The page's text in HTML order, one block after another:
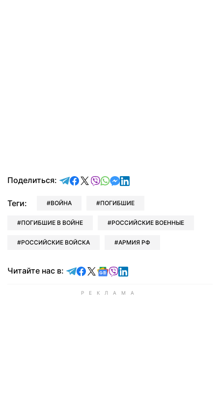
Поделиться: отправить в Telegram
поделиться в Facebook
поделиться в X
отправить в Viber
отправить в Whatsapp
отправить в Messenger
отправить в LinkedIn
Теги: ВОЙНА ПОГИБШИЕ
ПОГИБШИЕ В ВОЙНЕ РОССИЙСКИЕ ВОЕННЫЕ
РОССИЙСКИЕ ВОЙСКА АРМИЯ РФ
Читайте нас в: Читайте в Telegram
Читайте в Facebook
Читайте в X
Читайте в Google news
Читайте в Viber
Читайте в LinkedIn